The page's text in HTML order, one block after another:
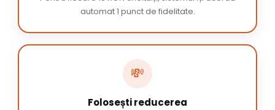
automat 1 punct de fidelitate.
💸
Folosești reducerea